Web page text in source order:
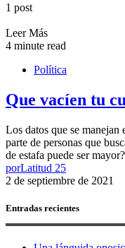
1 post
Leer Más
4 minute read
Política
Que vacíen tu
Los datos que se manejan
parte de personas que
de estafa puede ser mayor?
porLatitud 25
2 de septiembre de 2021
Entradas recientes